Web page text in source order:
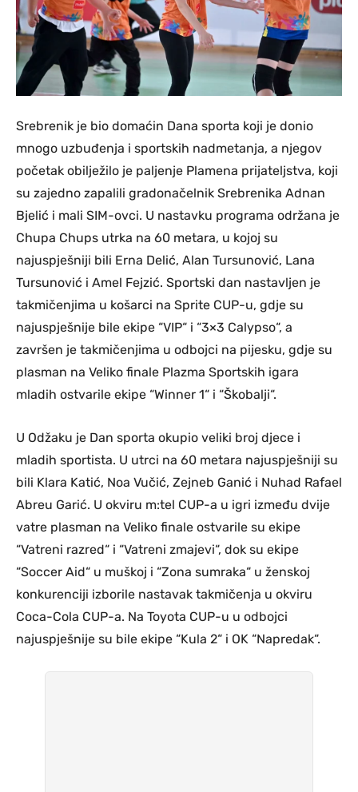
Srebrenik je bio domaćin Dana sporta koji je donio
mnogo uzbuđenja i sportskih nadmetanja, a njegov
početak obilježilo je paljenje Plamena prijateljstva, koji
su zajedno zapalili gradonačelnik Srebrenika Adnan
Bjelić i mali SIM-ovci. U nastavku programa održana je
Chupa Chups utrka na 60 metara, u kojoj su
najuspješniji bili Erna Delić, Alan Tursunović, Lana
Tursunović i Amel Fejzić. Sportski dan nastavljen je
takmičenjima u košarci na Sprite CUP-u, gdje su
najuspješnije bile ekipe “VIP“ i “3×3 Calypso“, a
završen je takmičenjima u odbojci na pijesku, gdje su
plasman na Veliko finale Plazma Sportskih igara
mladih ostvarile ekipe “Winner 1“ i “Škobalji“.
U Odžaku je Dan sporta okupio veliki broj djece i
mladih sportista. U utrci na 60 metara najuspješniji su
bili Klara Katić, Noa Vučić, Zejneb Ganić i Nuhad Rafael
Abreu Garić. U okviru m:tel CUP-a u igri između dvije
vatre plasman na Veliko finale ostvarile su ekipe
“Vatreni razred“ i “Vatreni zmajevi“, dok su ekipe
“Soccer Aid“ u muškoj i “Zona sumraka“ u ženskoj
konkurenciji izborile nastavak takmičenja u okviru
Coca-Cola CUP-a. Na Toyota CUP-u u odbojci
najuspješnije su bile ekipe “Kula 2“ i OK “Napredak“.